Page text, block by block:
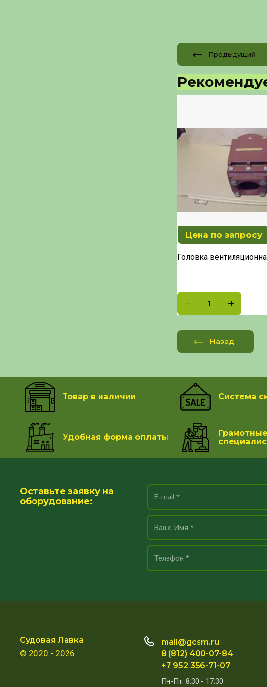
Предыдущий
Цена по запросу
Головка
Назад
Товар в наличии Система
Удобная форма оплаты
Грамотные
Оставьте заявку на
оборудование:
Судовая Лавка
© 2020 - 2026
mail@gcsm.ru
8 (812) 400-07-84
+7 952 356-71-07
Пн-Пт: 8:30 - 17.30